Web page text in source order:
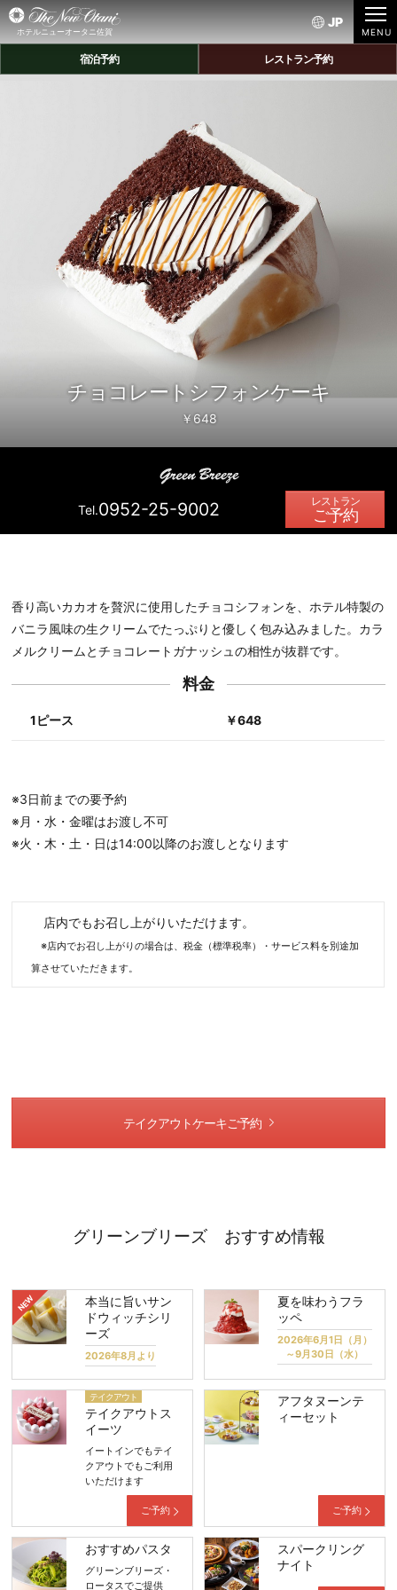
ホテルニューオータニ佐賀
JP
宿泊予約 レストラン予約
チョコレートシフォンケーキ
￥648
Tel.0952-25-9002 ご予約
香り高いカカオを贅沢に使用したチョコシフォンを、ホテル特製の
バニラ風味の生クリームでたっぷりと優しく包み込みました。カラ
メルクリームとチョコレートガナッシュの相性が抜群です。
料金
1ピース ￥648
※3日前までの要予約
※月・水・金曜はお渡し不可
※火・木・土・日は14:00以降のお渡しとなります
店内でもお召し上がりいただけます。
※店内でお召し上がりの場合は、税金（標準税率）・サービス料を別途加
算させていただきます。
テイクアウトケーキご予約
グリーンブリーズ おすすめ情報
本当に旨いサン
ドウィッチシリ
ーズ
2026年8月より
夏を味わうフラ
ッペ
2026年6月1日（月）
～9月30日（水）
テイクアウト
テイクアウトス
イーツ
イートインでもテイ
クアウトでもご利用
いただけます
ご予約
アフタヌーンテ
ィーセット
ご予約
おすすめパスタ
グリーンブリーズ・
ロータスでご提供
スパークリング
ナイト